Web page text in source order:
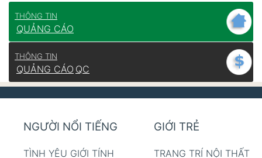
THÔNG TIN
QUẢNG CÁO
THÔNG TIN
QUẢNG CÁO QC
NGƯỜI NỔI TIẾNG
TÌNH YÊU GIỚI TÍNH
GIỚI TRẺ
TRANG TRÍ NỘI THẤT